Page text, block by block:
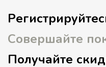
Совершайте
Получайте